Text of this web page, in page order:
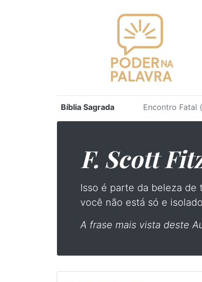
Bíblia Sagrada Encontro Fatal
F. Scott
Isso é parte da beleza de
você não está só e
A frase mais vista deste